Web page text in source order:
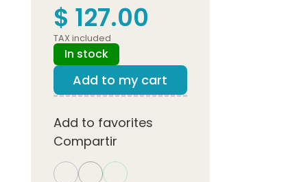
$ 127.00
TAX included
In stock
Add to my cart
Add to favorites
Compartir